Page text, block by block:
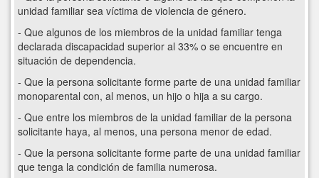
unidad familiar sea víctima de violencia de género.
- Que algunos de los miembros de la unidad familiar tenga
declarada discapacidad superior al 33% o se encuentre en
situación de dependencia.
- Que la persona solicitante forme parte de una unidad familiar
monoparental con, al menos, un hijo o hija a su cargo.
- Que entre los miembros de la unidad familiar de la persona
solicitante haya, al menos, una persona menor de edad.
- Que la persona solicitante forme parte de una unidad familiar
que tenga la condición de familia numerosa.